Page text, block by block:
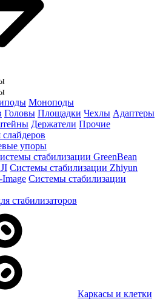
Моноподы
Головы Площадки Чехлы Адаптеры
Держатели Прочие
слайдеров
упоры
стабилизации GreenBean
Системы стабилизации Zhiyun
Системы стабилизации
стабилизаторов
Каркасы и клетки